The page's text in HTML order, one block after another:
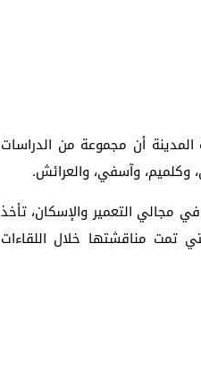
المدينة أن مجموعة من الدراسات
وكلميم، وآسفي، والعرائش.
مجالي التعمير والإسكان، تأخذ
تمت مناقشتها خلال اللقاءات